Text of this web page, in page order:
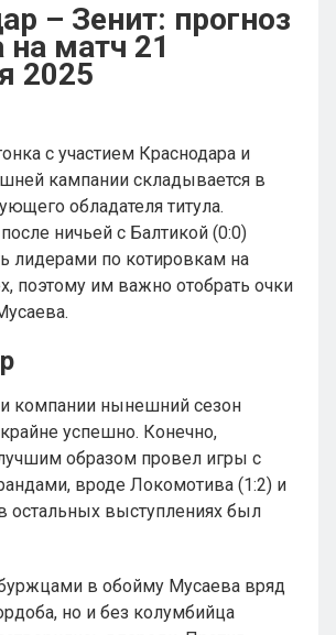
– Зенит: прогноз
на матч 21
2025
с участием Краснодара и
кампании складывается в
обладателя титула.
ничьей с Балтикой (0:0)
лидерами по котировкам на
поэтому им важно отобрать очки
компании нынешний сезон
успешно. Конечно,
образом провел игры с
вроде Локомотива (1:2) и
остальных выступлениях был
в обойму Мусаева вряд
но и без колумбийца